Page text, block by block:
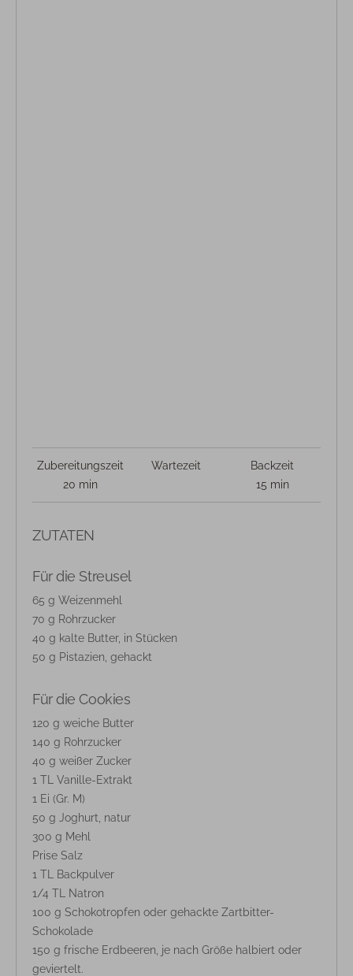
Zubereitungszeit
20 min
Wartezeit
Backzeit
15 min
ZUTATEN
Für die Streusel
65 g Weizenmehl
70 g Rohrzucker
40 g kalte Butter, in Stücken
50 g Pistazien, gehackt
Für die Cookies
120 g weiche Butter
140 g Rohrzucker
40 g weißer Zucker
1 TL Vanille-Extrakt
1 Ei (Gr. M)
50 g Joghurt, natur
300 g Mehl
Prise Salz
1 TL Backpulver
1/4 TL Natron
100 g Schokotropfen oder gehackte Zartbitter-
Schokolade
150 g frische Erdbeeren, je nach Größe halbiert oder
geviertelt.